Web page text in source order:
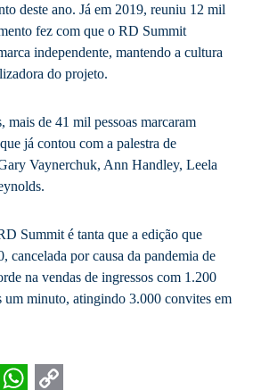
deste ano. Já em 2019, reuniu 12 mil
fez com que o RD Summit
independente, mantendo a cultura
do projeto.
mais de 41 mil pessoas marcaram
já contou com a palestra de
Vaynerchuk, Ann Handley, Leela
Summit é tanta que a edição que
cancelada por causa da pandemia de
na vendas de ingressos com 1.200
um minuto, atingindo 3.000 convites em